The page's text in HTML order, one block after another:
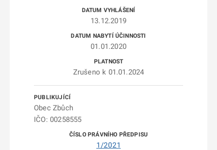
13.12.2019
01.01.2020
Zrušeno k 01.01.2024
Obec Zbůch
IČO: 00258555
1/2021